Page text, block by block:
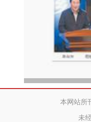
本网站所
未